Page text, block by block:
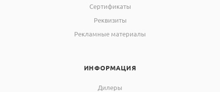
Сертификаты
Реквизиты
Рекламные материалы
ИНФОРМАЦИЯ
Дилеры